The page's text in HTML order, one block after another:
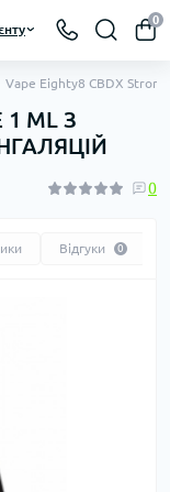
0
Vape Eighty8 CBDX
1 ML З
0
Відгуки 0